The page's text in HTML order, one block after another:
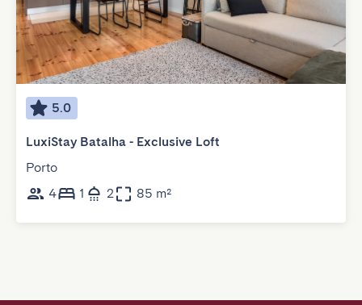
5.0
LuxiStay Batalha - Exclusive Loft
Porto
4
1 2 85 m²